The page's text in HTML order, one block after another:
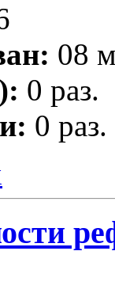
08
0 раз.
0 раз.